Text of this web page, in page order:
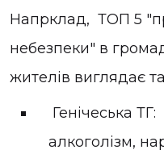
Напрклад, ТОП 5
небезпеки" в
жителів виглядає
Генічеська ТГ:
алкоголізм,